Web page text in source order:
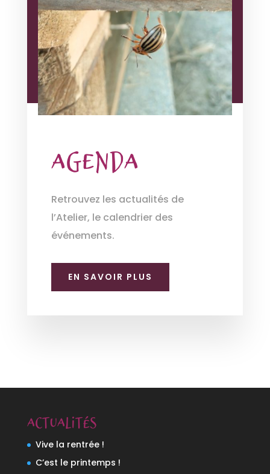
Agenda
Retrouvez les actualités de
l’Atelier, le calendrier des
événements.
EN SAVOIR PLUS
Actualités
Vive la rentrée !
C’est le printemps !